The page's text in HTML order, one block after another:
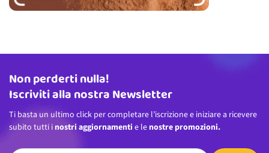
Indirizzo email
Non perderti nulla!
Iscriviti alla nostra Newsletter
Ti basta un ultimo click per completare l’iscrizione e iniziare a ricevere
subito tutti i nostri aggiornamenti e le nostre promozioni.